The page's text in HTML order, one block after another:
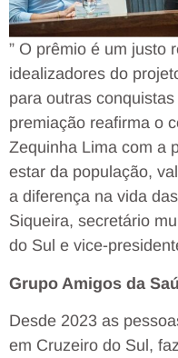
” O prêmio é um justo
idealizadores do
para outras
premiação reafirma o
Zequinha Lima com a
estar da população,
a diferença na vida
Siqueira, secretário
do Sul e vice-
Grupo Amigos da
Desde 2023 as
em Cruzeiro do Sul,